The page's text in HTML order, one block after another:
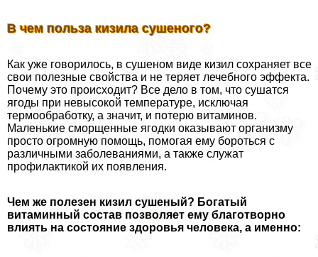
В чем польза кизила сушеного?
Как уже говорилось, в сушеном виде кизил сохраняет все
свои полезные свойства и не теряет лечебного эффекта.
Почему это происходит? Все дело в том, что сушатся
ягоды при невысокой температуре, исключая
термообработку, а значит, и потерю витаминов.
Маленькие сморщенные ягодки оказывают организму
просто огромную помощь, помогая ему бороться с
различными заболеваниями, а также служат
профилактикой их появления.
Чем же полезен кизил сушеный? Богатый
витаминный состав позволяет ему благотворно
влиять на состояние здоровья человека, а именно: